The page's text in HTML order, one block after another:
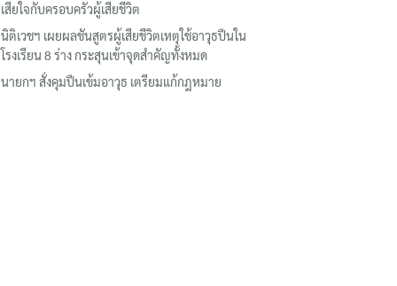
เสียใจกับครอบครัวผู้เสียชีวิต
นิติเวชฯ เผยผลชันสูตรผู้เสียชีวิตเหตุใช้อาวุธปืนใน
โรงเรียน 8 ร่าง กระสุนเข้าจุดสำคัญทั้งหมด
นายกฯ สั่งคุมปืนเข้มอาวุธ เตรียมแก้กฎหมาย